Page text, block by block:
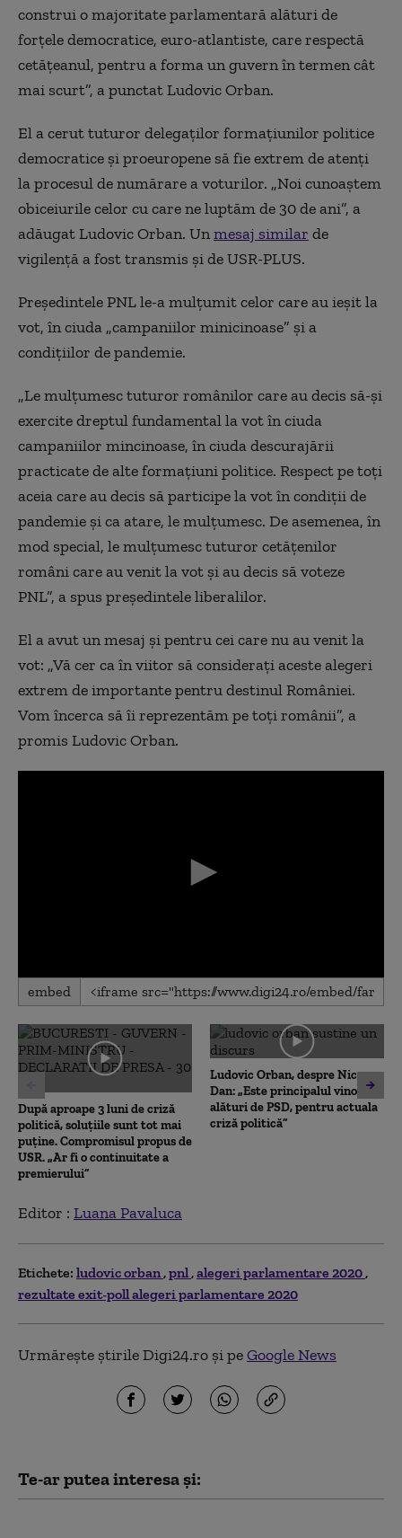
construi o majoritate parlamentară alături de
forțele democratice, euro-atlantiste, care respectă
cetățeanul, pentru a forma un guvern în termen cât
mai scurt”, a punctat Ludovic Orban.
El a cerut tuturor delegaților formațiunilor politice
democratice și proeuropene să fie extrem de atenți
la procesul de numărare a voturilor. „Noi cunoaștem
obiceiurile celor cu care ne luptăm de 30 de ani”, a
adăugat Ludovic Orban. Unmesaj similar de
vigilență a fost transmis și de USR-PLUS.
Președintele PNL le-a mulțumit celor care au ieșit la
vot, în ciuda „campaniilor minicinoase” și a
condițiilor de pandemie.
„Le mulțumesc tuturor românilor care au decis să-și
exercite dreptul fundamental la vot în ciuda
campaniilor mincinoase, în ciuda descurajării
practicate de alte formațiuni politice. Respect pe toți
aceia care au decis să participe la vot în condiții de
pandemie și ca atare, le mulțumesc. De asemenea, în
mod special, le mulțumesc tuturor cetățenilor
români care au venit la vot și au decis să voteze
PNL”, a spus președintele liberalilor.
El a avut un mesaj și pentru cei care nu au venit la
vot: „Vă cer ca în viitor să considerați aceste alegeri
extrem de importante pentru destinul României.
Vom încerca să îi reprezentăm pe toți românii”, a
promis Ludovic Orban.
0
seconds
0
seconds
embed
După aproape 3 luni de criză
politică, soluțiile sunt tot mai
puține. Compromisul propus de
USR. „Ar fi o continuitate a
premierului”
Ludovic Orban, despre Nicușor
Dan: „Este principalul vinovat,
alături de PSD, pentru actuala
criză politică”
Editor : Luana Pavaluca
Etichete: ludovic orban pnl alegeri parlamentare 2020
rezultate exit-poll alegeri parlamentare 2020
Urmărește știrile Digi24.ro și peGoogle News
Te-ar putea interesa și: